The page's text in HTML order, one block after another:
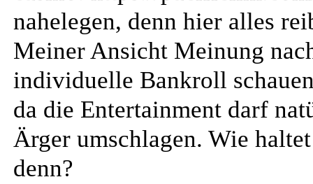
nahelegen, denn hier alles
Meiner Ansicht Meinung
individuelle Bankroll
da die Entertainment darf
Ärger umschlagen. Wie
denn?